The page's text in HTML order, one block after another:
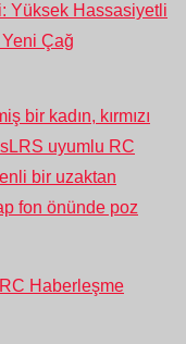
Yüksek Hassasiyetli
Çağ
Haberleşme